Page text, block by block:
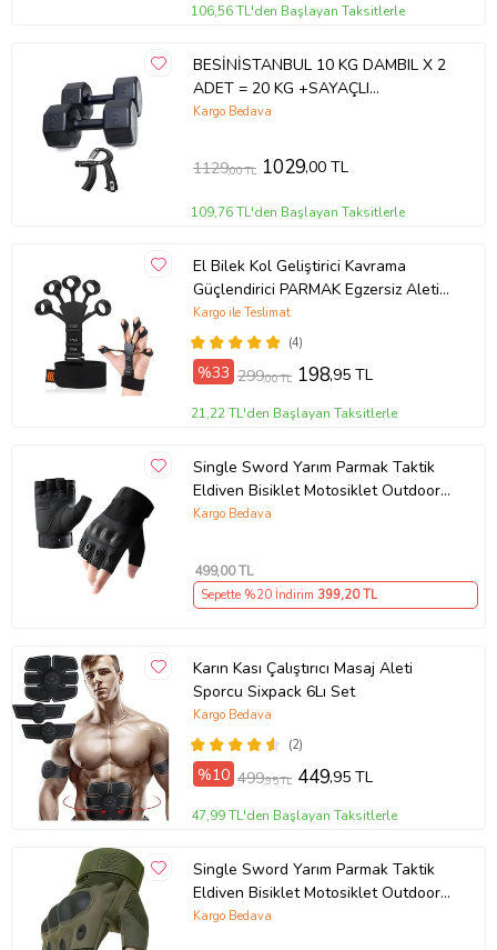
106,56 TL'den Başlayan Taksitlerle
BESİNİSTANBUL 10 KG DAMBIL X 2
ADET = 20 KG +SAYAÇLI
AYARLANABİLİR EL YAYI
Kargo Bedava
1129,00 TL 1029,00 TL
109,76 TL'den Başlayan Taksitlerle
El Bilek Kol Geliştirici Kavrama
Güçlendirici PARMAK Egzersiz Aleti
DAMAR Belirginleştirici
(4)
Kargo ile Teslimat
%33 299,00 TL 198,95 TL
21,22 TL'den Başlayan Taksitlerle
Single Sword Yarım Parmak Taktik
Eldiven Bisiklet Motosiklet Outdoor
Eldiven L//SİYAH
Kargo Bedava
499,00 TL
Sepette %20 İndirim 399,20 TL
Karın Kası Çalıştırıcı Masaj Aleti
Sporcu Sixpack 6Lı Set
(2)
Kargo Bedava
%10 499,95 TL 449,95 TL
47,99 TL'den Başlayan Taksitlerle
Single Sword Yarım Parmak Taktik
Eldiven Bisiklet Motosiklet Outdoor
Eldiven XL//HAKİ
Kargo Bedava